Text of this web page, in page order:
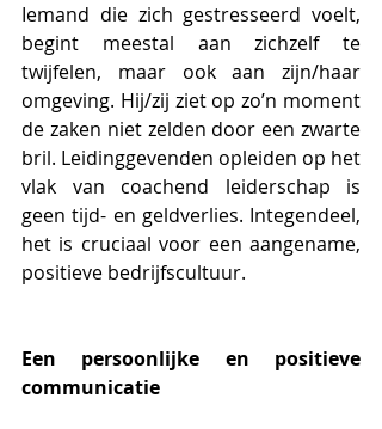
Iemand die zich gestresseerd voelt,
begint meestal aan zichzelf te
twijfelen, maar ook aan zijn/haar
omgeving. Hij/zij ziet op zo’n moment
de zaken niet zelden door een zwarte
bril. Leidinggevenden opleiden op het
vlak van coachend leiderschap is
geen tijd- en geldverlies. Integendeel,
het is cruciaal voor een aangename,
positieve bedrijfscultuur.
Een persoonlijke en positieve
communicatie